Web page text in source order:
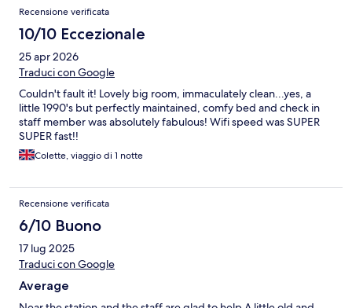
Recensione verificata
10/10 Eccezionale
25 apr 2026
Traduci con Google
Couldn't fault it! Lovely big room, immaculately clean...yes, a
little 1990's but perfectly maintained, comfy bed and check in
staff member was absolutely fabulous! Wifi speed was SUPER
SUPER fast!!
Colette, viaggio di 1 notte
Recensione verificata
6/10 Buono
17 lug 2025
Traduci con Google
Average